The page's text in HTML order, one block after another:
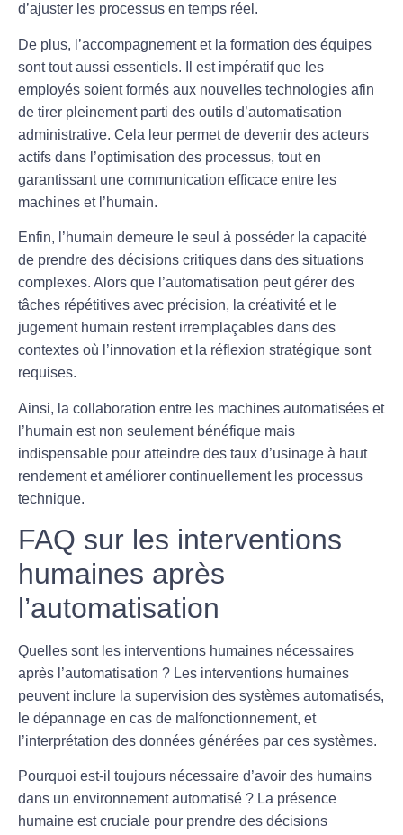
d’ajuster les processus en temps réel.
De plus, l’accompagnement et la formation des équipes
sont tout aussi essentiels. Il est impératif que les
employés soient formés aux nouvelles technologies afin
de tirer pleinement parti des outils d’automatisation
administrative. Cela leur permet de devenir des acteurs
actifs dans l’optimisation des processus, tout en
garantissant une communication efficace entre les
machines et l’humain.
Enfin, l’humain demeure le seul à posséder la capacité
de prendre des décisions critiques dans des situations
complexes. Alors que l’automatisation peut gérer des
tâches répétitives avec précision, la créativité et le
jugement humain restent irremplaçables dans des
contextes où l’innovation et la réflexion stratégique sont
requises.
Ainsi, la collaboration entre les machines automatisées et
l’humain est non seulement bénéfique mais
indispensable pour atteindre des taux d’usinage à haut
rendementet améliorer continuellement les processus
technique.
FAQ sur les interventions
humaines après
l’automatisation
Quelles sont les interventions humaines nécessaires
après l’automatisation ? Les interventions humaines
peuvent inclure la supervision des systèmes automatisés,
le dépannage en cas de malfonctionnement, et
l’interprétation des données générées par ces systèmes.
Pourquoi est-il toujours nécessaire d’avoir des humains
dans un environnement automatisé ? La présence
humaine est cruciale pour prendre des décisions